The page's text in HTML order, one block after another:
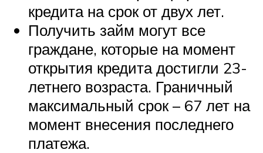
кредита на срок от двух лет.
Получить займ могут все
граждане, которые на момент
открытия кредита достигли 23-
летнего возраста. Граничный
максимальный срок – 67 лет на
момент внесения последнего
платежа.